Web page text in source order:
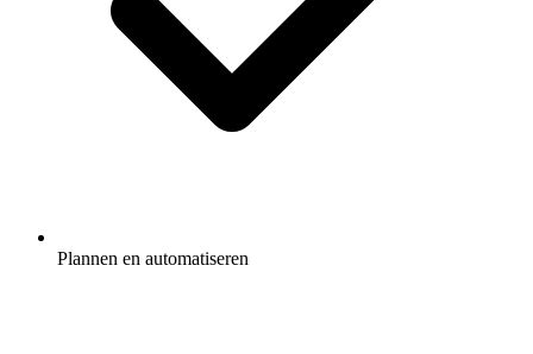
Plannen en automatiseren